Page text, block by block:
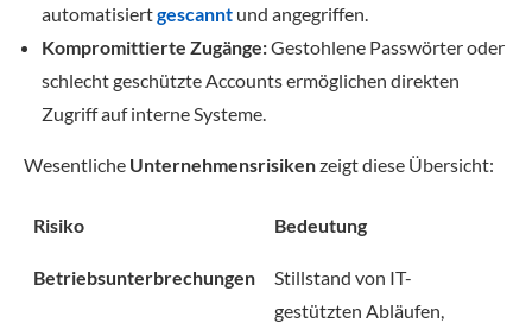
automatisiertgescannt und angegriffen.
Kompromittierte Zugänge:Gestohlene Passwörter oder
schlecht geschützte Accounts ermöglichen direkten
Zugriff auf interne Systeme.
Wesentliche Unternehmensrisikenzeigt diese Übersicht:
Risiko Bedeutung
Betriebsunterbrechungen
Stillstand von IT-
gestützten Abläufen,